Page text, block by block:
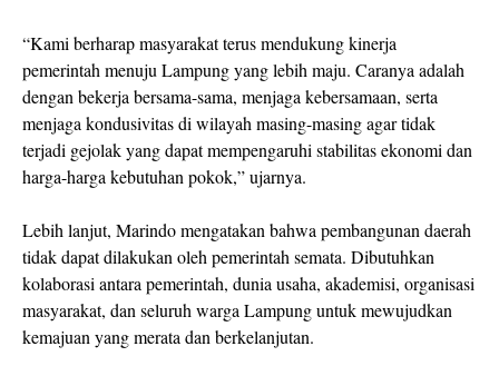
“Kami berharap masyarakat terus mendukung kinerja
pemerintah menuju Lampung yang lebih maju. Caranya adalah
dengan bekerja bersama-sama, menjaga kebersamaan, serta
menjaga kondusivitas di wilayah masing-masing agar tidak
terjadi gejolak yang dapat mempengaruhi stabilitas ekonomi dan
harga-harga kebutuhan pokok,” ujarnya.
Lebih lanjut, Marindo mengatakan bahwa pembangunan daerah
tidak dapat dilakukan oleh pemerintah semata. Dibutuhkan
kolaborasi antara pemerintah, dunia usaha, akademisi, organisasi
masyarakat, dan seluruh warga Lampung untuk mewujudkan
kemajuan yang merata dan berkelanjutan.